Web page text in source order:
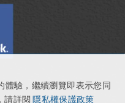
體驗，繼續瀏覽即表示您同
請詳閱 隱私權保護政策